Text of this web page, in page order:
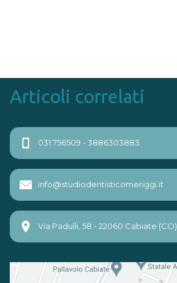
Articoli correlati
Navigazione
articoli
Previous
Next
031 756509 - 3886303883
info@studiodentisticomeriggi.it
Via Padulli, 58 - 22060 Cabiate (CO)